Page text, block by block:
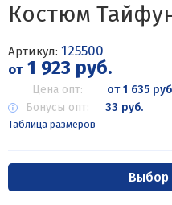
Костюм
Артикул: 125500
от1 923 руб.
Цена опт:
от 1 635
Бонусы опт:
33 руб.
Таблица размеров
Выбор